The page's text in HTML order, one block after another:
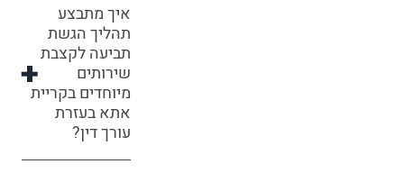
איך מתבצע
תהליך הגשת
תביעה לקצבת
שירותים
מיוחדים בקריית
אתא בעזרת
עורך דין?